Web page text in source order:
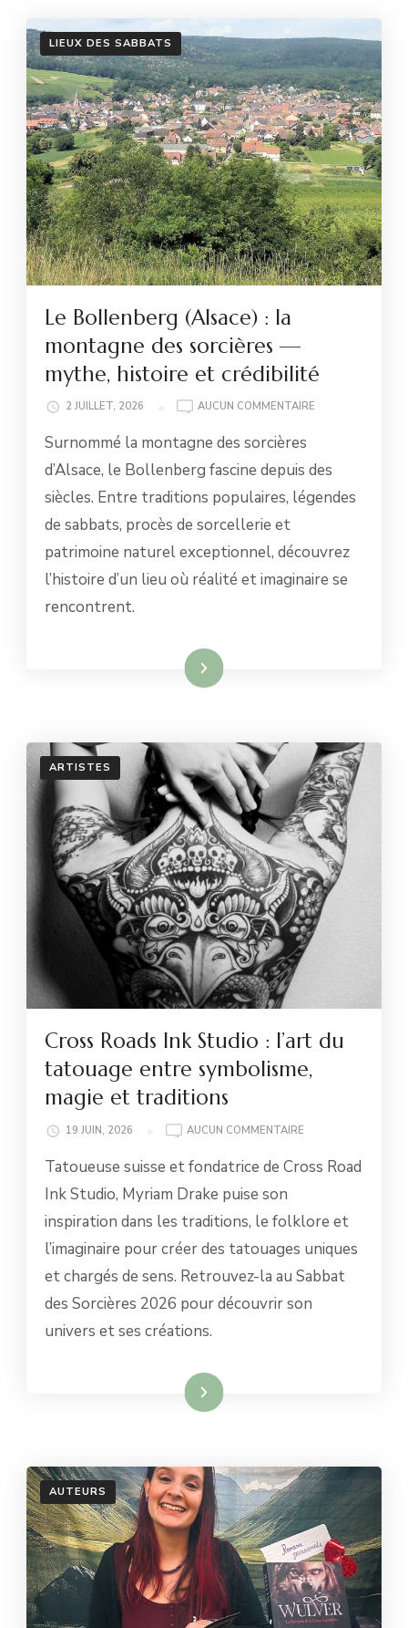
LIEUX DES SABBATS
Le Bollenberg (Alsace) : la
montagne des sorcières —
mythe, histoire et crédibilité
2 JUILLET, 2026 AUCUN COMMENTAIRE
LA
MONTAGNE
—
HISTOIRE
Surnommé la montagne des sorcières
d’Alsace, le Bollenberg fascine depuis des
siècles. Entre traditions populaires, légendes
de sabbats, procès de sorcellerie et
patrimoine naturel exceptionnel, découvrez
l’histoire d’un lieu où réalité et imaginaire se
rencontrent.
Lire la suite
ARTISTES
Cross Roads Ink Studio : l’art du
tatouage entre symbolisme,
magie et traditions
19 JUIN, 2026 AUCUN COMMENTAIRE
INK
L’ART
TATOUAGE
ENTRE
MAGIE
Tatoueuse suisse et fondatrice de Cross Road
Ink Studio, Myriam Drake puise son
inspiration dans les traditions, le folklore et
l’imaginaire pour créer des tatouages uniques
et chargés de sens. Retrouvez-la au Sabbat
des Sorcières 2026 pour découvrir son
univers et ses créations.
Lire la suite
AUTEURS